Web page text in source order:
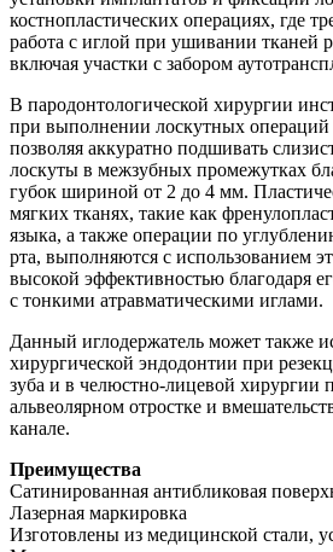
костнопластических операциях, где
работа с иглой при ушивании тканей
включая участки с забором
В пародонтологической хирургии
при выполнении лоскутных
позволяя аккуратно подшивать
лоскуты в межзубных промежутках
губок шириной от 2 до 4 мм.
мягких тканях, такие как
языка, а также операции по
рта, выполняются с использованием
высокой эффективностью благодаря
с тонкими атравматическими иглами.
Данный иглодержатель может также
хирургической эндодонтии при
зуба и в челюстно-лицевой хирургии
альвеолярном отростке и
канале.
Преимущества
Сатинированная антибликовая
Лазерная маркировка
Изготовлены из медицинской стали,